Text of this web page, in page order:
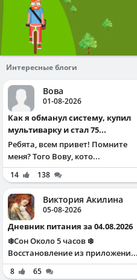
Интересные блоги
Вова
01-08-2026
Как я обманул систему, купил
мультиварку и стал 75...
Ребята, всем привет! Помните
меня? Того Вову, кото...
14 138
Виктория Акилина
05-08-2026
Дневник питания за 04.08.2026
❄️Сон Около 5 часов ❄️
Восстановление из приложени...
8 65